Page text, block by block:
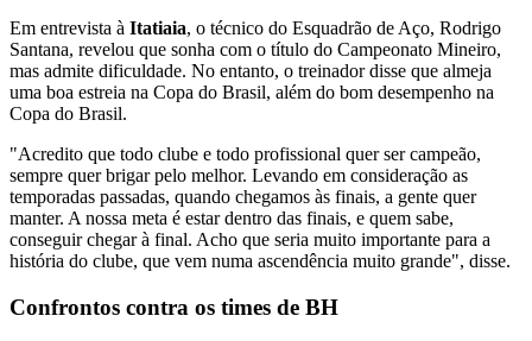
Em entrevista à Itatiaia, o técnico do Esquadrão de Aço, Rodrigo
Santana, revelou que sonha com o título do Campeonato Mineiro,
mas admite dificuldade. No entanto, o treinador disse que almeja
uma boa estreia na Copa do Brasil, além do bom desempenho na
Copa do Brasil.
"Acredito que todo clube e todo profissional quer ser campeão,
sempre quer brigar pelo melhor. Levando em consideração as
temporadas passadas, quando chegamos às finais, a gente quer
manter. A nossa meta é estar dentro das finais, e quem sabe,
conseguir chegar à final. Acho que seria muito importante para a
história do clube, que vem numa ascendência muito grande", disse.
Confrontos contra os times de BH